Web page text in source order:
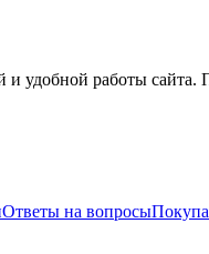
удобной работы сайта.
Ответы на вопросы